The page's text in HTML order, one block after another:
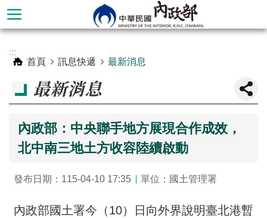
跳到主要內容區塊
階
:::
首頁
訊息快遞 最新消息
最新消息
內政部：中央聯手地方展現合作成效，
北中南三地土方收容陸續啟動
發布日期：115-04-10 17:35 單位：國土管理署
內政部國土署今（10）日向外界說明臺北港暫